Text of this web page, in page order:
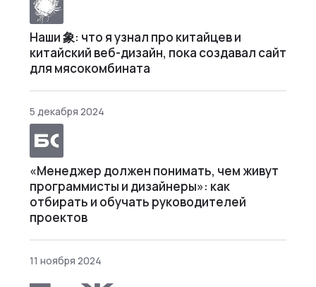
Наши 象: что я узнал про китайцев и
китайский веб-дизайн, пока создавал сайт
для мясокомбината
5 декабря 2024
«Менеджер должен понимать, чем живут
программисты и дизайнеры»: как
отбирать и обучать руководителей
проектов
11 ноября 2024